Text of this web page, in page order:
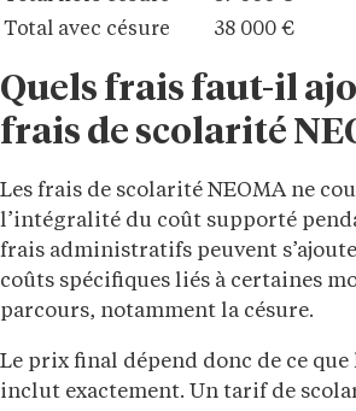
Total avec césure
38 000 €
Quels frais faut-il
frais de scolarité
Les frais de scolarité NEOMA ne
l’intégralité du coût supporté
frais administratifs peuvent
coûts spécifiques liés à certaines
parcours, notamment la césure.
Le prix final dépend donc de ce
inclut exactement. Un tarif de